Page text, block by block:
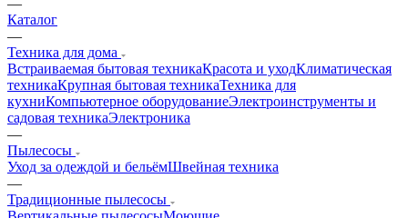
Каталог
—
Техника для дома
Встраиваемая бытовая техникаКрасота и уходКлиматическая
техникаКрупная бытовая техникаТехника для
кухниКомпьютерное оборудованиеЭлектроинструменты и
садовая техникаЭлектроника
—
Пылесосы
Уход за одеждой и бельёмШвейная техника
—
Традиционные пылесосы